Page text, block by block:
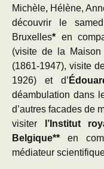
Michèle, Hélène,
découvrir le
Bruxelles* en
(visite de la
(1861-1947), visite
1926) et d’
déambulation dans
d’autres facades de
visiter
l’Institut
Belgique** en
médiateur